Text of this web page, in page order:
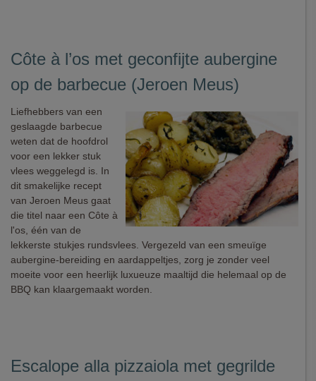
Côte à l’os met geconfijte aubergine
op de barbecue (Jeroen Meus)
Liefhebbers van een
geslaagde barbecue
weten dat de hoofdrol
voor een lekker stuk
vlees weggelegd is. In
dit smakelijke recept
van Jeroen Meus gaat
die titel naar een Côte à
l'os, één van de
lekkerste stukjes rundsvlees. Vergezeld van een smeuïge
aubergine-bereiding en aardappeltjes, zorg je zonder veel
moeite voor een heerlijk luxueuze maaltijd die helemaal op de
BBQ kan klaargemaakt worden.
Escalope alla pizzaiola met gegrilde